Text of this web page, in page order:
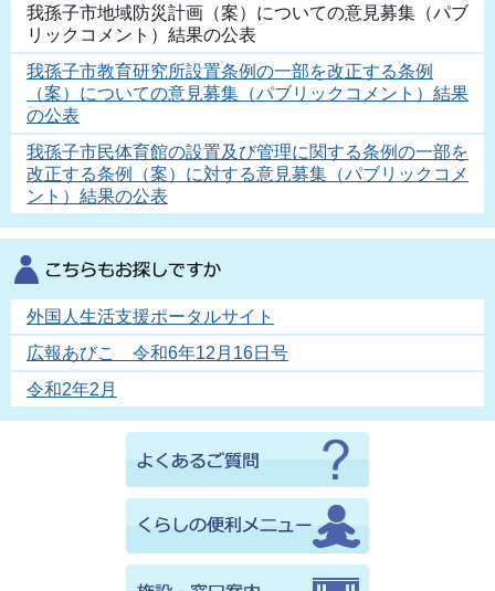
我孫子市地域防災計画（案）についての意見募集（パブ
リックコメント）結果の公表
我孫子市教育研究所設置条例の一部を改正する条例
（案）についての意見募集（パブリックコメント）結果
の公表
我孫子市民体育館の設置及び管理に関する条例の一部を
改正する条例（案）に対する意見募集（パブリックコメ
ント）結果の公表
外国人生活支援ポータルサイト
広報あびこ 令和6年12月16日号
令和2年2月